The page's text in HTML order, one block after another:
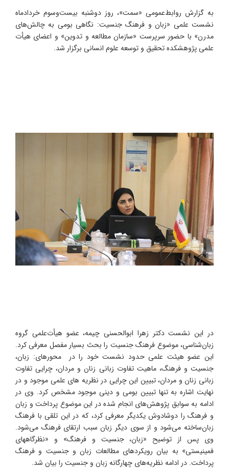
به گزارش روابط‌عمومی «سمت»، روز دوشنبه بیست‌وسوم خردادماه
نشست علمی «زبان و فرهنگ جنسیت: نگاهی بومی به چالش‌های
مدرن» با حضور سرپرست «سازمان مطالعه و تدوین» و اعضای هیأت
علمی پژوهشکده تحقیق و توسعه علوم انسانی برگزار شد.
در این نشست دکتر زهرا ابوالحسنی چیمه، عضو هیأت‌علمی گروه
زبان‌شناسی، موضوع فرهنگ جنسیت را بحث بسیار مفصل معرفی کرد.
این عضو هیئت علمی حدود نشست خود را در محورهای: زبان،
جنسیت و فرهنگ، ماهیت تفاوت زبانی زنان و مردان، چرایی تفاوت
زبانی زنان و مردان، تبیین این چرایی در نظریه های علمی موجود و در
نهایت اشاره به تنها تبیین بومی و دینی موجود مشخص کرد. وی در
ادامه به سوابق پژوهش‌های انجام شده در این موضوع پرداخت و زبان
و فرهنگ را دوشادوش یکدیگر معرفی کرد، که در این تلقی با فرهنگ
زبان‌ساخته می‌شود و از سوی دیگر زبان سبب ارتقای فرهنگ می‌شود.
وی پس از توضیح «زبان، جنسیت و فرهنگ» و «نظرگاههای
فمینیستی» به بیان رویکردهای مطالعات زبان و جنسیت و فرهنگ
پرداخت. در ادامه نظریه‌های چهارگانه زبان و جنسیت را بیان شد.